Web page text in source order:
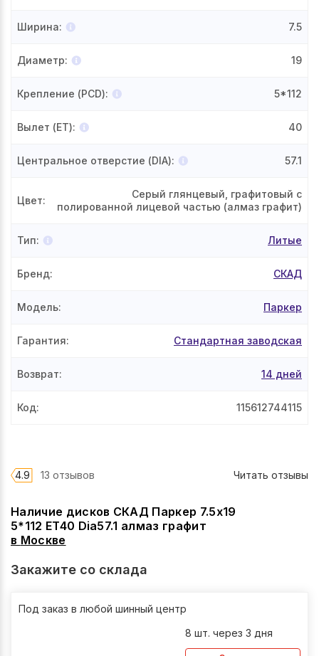
Наличие дисков СКАД Паркер 7.5x19
5*112 ET40 Dia57.1 алмаз графит
в Москве
Закажите со склада
Под заказ в любой шинный центр
8 шт. через 3 дня
Ширина: 7.5
Диаметр: 19
Крепление (PCD): 5*112
Вылет (ET): 40
Центральное отверстие (DIA): 57.1
Цвет:
Серый глянцевый, графитовый с
полированной лицевой частью (алмаз графит)
Тип: Литые
Бренд: СКАД
Модель: Паркер
Гарантия: Стандартная заводская
Возврат: 14 дней
Код: 115612744115
4.9 13 отзывов Читать отзывы